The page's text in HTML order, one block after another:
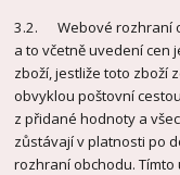
3.2. Webové rozhraní
a to včetně uvedení cen
zboží, jestliže toto zboží
obvyklou poštovní
z přidané hodnoty a
zůstávají v platnosti po
rozhraní obchodu.